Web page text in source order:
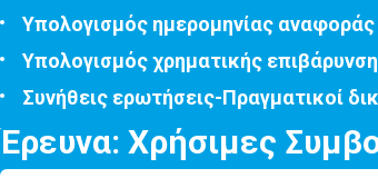
Υπολογισμός ημερομηνίας
Υπολογισμός χρηματικής
Συνήθεις ερωτήσεις-Πραγματικοί
Έρευνα: Χρήσιμες